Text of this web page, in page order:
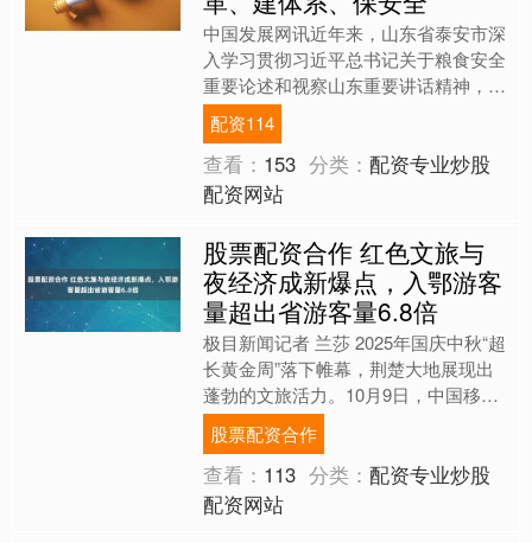
中国发展网讯近年来，山东省泰安市深
入学习贯彻习近平总书记关于粮食安全
重要论述和视察山东重要讲话精神，抓
好《中华人民共和国粮食安全保障法》
学习贯彻，落实粮食安全党....
配资114
查看： 153 分类：配资专业炒股
配资网站
股票配资合作 红色文旅与
夜经济成新爆点，入鄂游客
量超出省游客量6.8倍
极目新闻记者 兰莎 2025年国庆中秋“超
长黄金周”落下帷幕，荆楚大地展现出
蓬勃的文旅活力。10月9日，中国移动
（600941）湖北公司发布的《国庆中
秋假期大数....
股票配资合作
查看： 113 分类：配资专业炒股
配资网站